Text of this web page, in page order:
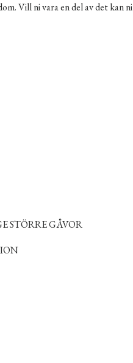
Vill ni vara en del av det kan ni
STÖRRE GÅVOR